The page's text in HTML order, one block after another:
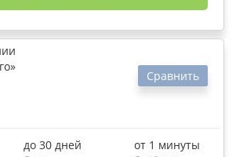
Сравнить
до 30 дней от 1 минуты